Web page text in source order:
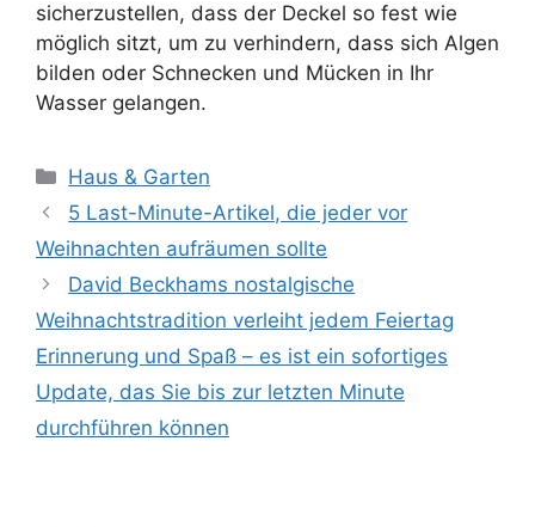
sicherzustellen, dass der Deckel so fest wie
möglich sitzt, um zu verhindern, dass sich Algen
bilden oder Schnecken und Mücken in Ihr
Wasser gelangen.
Kategorien
Haus & Garten
5 Last-Minute-Artikel, die jeder vor
Weihnachten aufräumen sollte
David Beckhams nostalgische
Weihnachtstradition verleiht jedem Feiertag
Erinnerung und Spaß – es ist ein sofortiges
Update, das Sie bis zur letzten Minute
durchführen können